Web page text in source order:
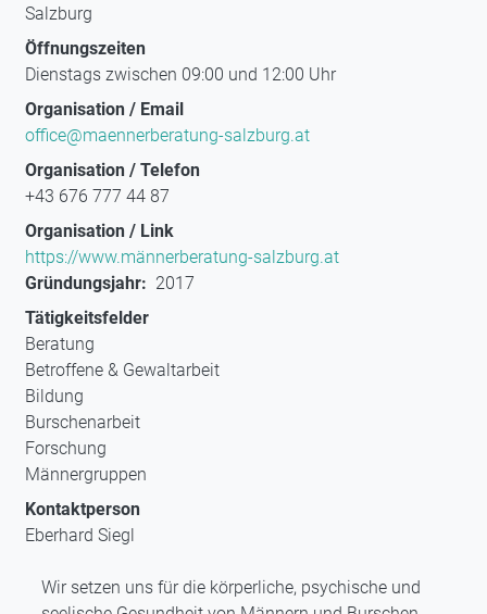
Salzburg
Öffnungszeiten
Dienstags zwischen 09:00 und 12:00 Uhr
Organisation / Email
office@maennerberatung-salzburg.at
Organisation / Telefon
+43 676 777 44 87
Organisation / Link
https://www.männerberatung-salzburg.at
Gründungsjahr
2017
Tätigkeitsfelder
Beratung
Betroffene & Gewaltarbeit
Bildung
Burschenarbeit
Forschung
Männergruppen
Kontaktperson
Eberhard Siegl
Wir setzen uns für die körperliche, psychische und